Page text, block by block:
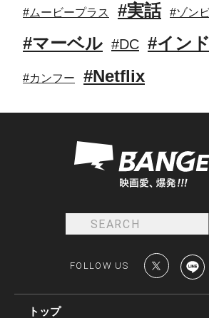
#ムービープラス #実話 #ゾン
#マーベル #DC #イン
#カンフー #Netflix
FOLLOW US
トップ